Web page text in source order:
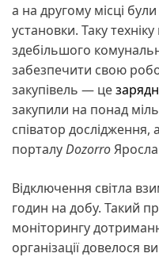
а на другому місці
установки. Таку
здебільшого
забезпечити свою
закупівель — це
закупили на понад
співатор дослідження,
порталуDozorro
Відключення світла
годин на добу. Такий
моніторингу
організації довелося